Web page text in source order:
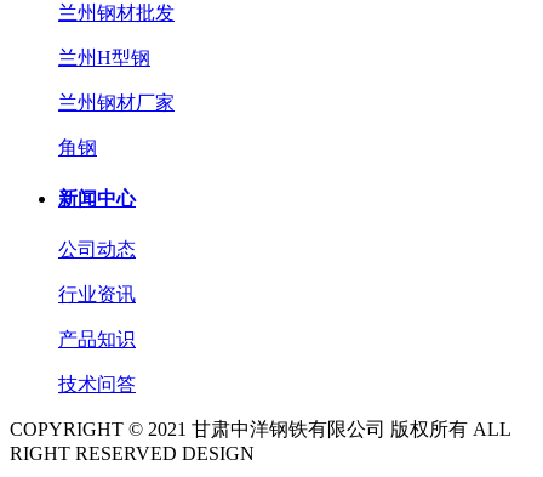
兰州钢材批发
兰州H型钢
兰州钢材厂家
角钢
新闻中心
公司动态
行业资讯
产品知识
技术问答
COPYRIGHT © 2021 甘肃中洋钢铁有限公司 版权所有 ALL
RIGHT RESERVED DESIGN